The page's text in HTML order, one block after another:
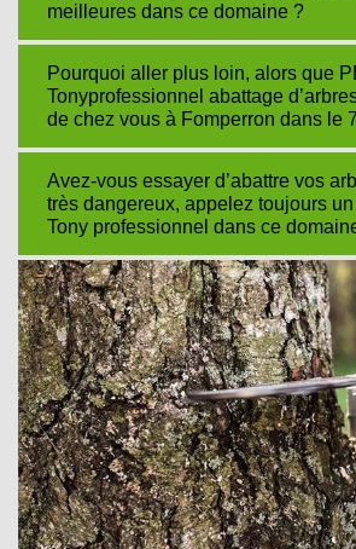
meilleures dans ce domaine ?
Pourquoi aller plus loin, alors que
Tonyprofessionnel abattage
de chez vous à Fomperron dans le
Avez-vous essayer d’abattre vos
très dangereux, appelez toujours
Tony professionnel dans ce